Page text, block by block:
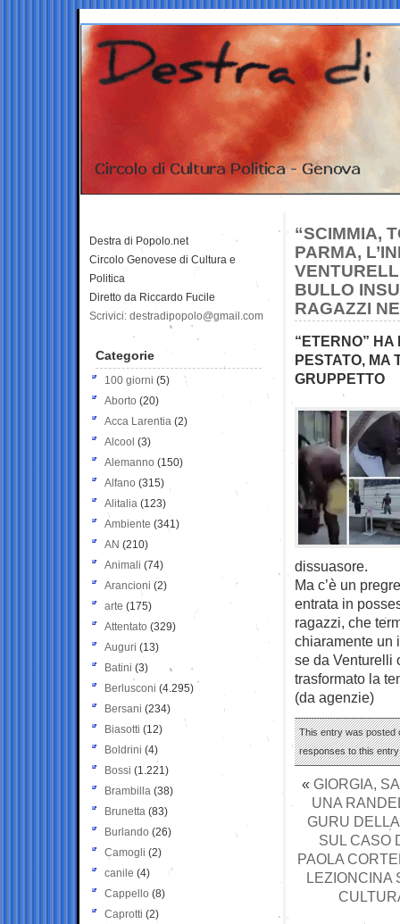
“SCIMMIA,
PARMA,
BULLO
RAGAZZI
“ETERNO” HA
PESTATO, MA
GRUPPETTO
dissuasore.
Ma c’è un
entrata in
ragazzi, che
chiaramente un
se da Venturelli
trasformato la
(da agenzie)
This entry was posted
responses to this
« GIORGIA,
UNA
GURU
SUL CASO
PAOLA
LEZIONCINA
Destra di Popolo.net
Circolo Genovese di Cultura e
Politica
Diretto da Riccardo Fucile
Scrivici: destradipopolo@gmail.com
Categorie
100 giorni (5)
Aborto (20)
Acca Larentia (2)
Alcool (3)
Alemanno (150)
Alfano (315)
Alitalia (123)
Ambiente (341)
AN (210)
Animali (74)
Arancioni (2)
arte (175)
Attentato (329)
Auguri (13)
Batini (3)
Berlusconi (4.295)
Bersani (234)
Biasotti (12)
Boldrini (4)
Bossi (1.221)
Brambilla (38)
Brunetta (83)
Burlando (26)
Camogli (2)
canile (4)
Cappello (8)
Caprotti (2)